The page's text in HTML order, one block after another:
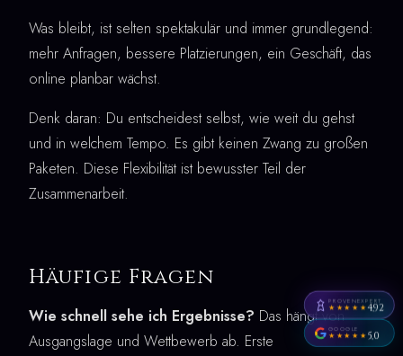
Was bleibt, ist selten spektakulär und immer grundlegend:
mehr Anfragen, bessere Platzierungen, ein Geschäft, das
online planbar wächst.
Denk daran: Du entscheidest selbst, wie weit du gehst
und in welchem Tempo. Es gibt keinen Zwang zu großen
Paketen. Diese Flexibilität ist bewusster Teil der
Zusammenarbeit.
Häufige Fragen
Wie schnell sehe ich Ergebnisse? Das hängt von
Ausgangslage und Wettbewerb ab. Erste
PROVENEXPERT
★★★★★4,92
GOOGLE
★★★★★5,0